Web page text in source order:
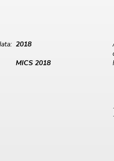
2018
MICS 2018